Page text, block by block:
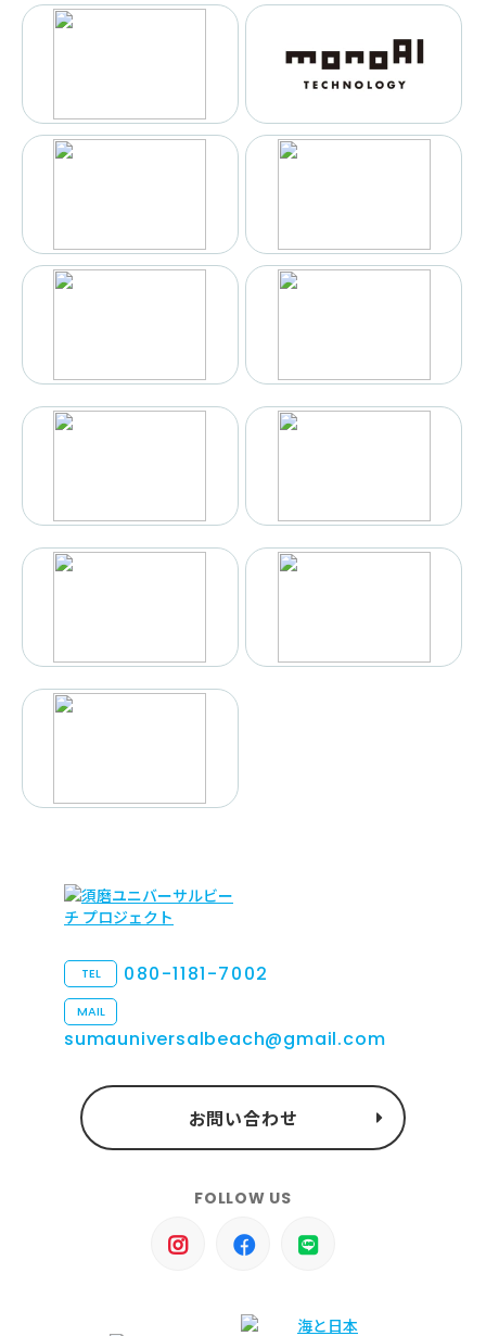
TEL 080-1181-7002
MAIL
sumauniversalbeach@gmail.com
お問い合わせ
FOLLOW US